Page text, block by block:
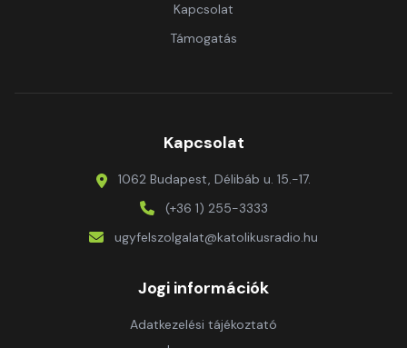
Kapcsolat
Támogatás
Kapcsolat
1062 Budapest, Délibáb u. 15.-17.
(+36 1) 255-3333
ugyfelszolgalat@katolikusradio.hu
Jogi információk
Adatkezelési tájékoztató